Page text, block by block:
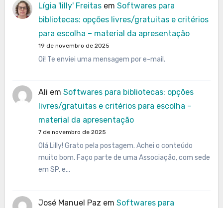
Lígia 'lilly' Freitasem Softwares para
bibliotecas: opções livres/gratuitas e critérios
para escolha – material da apresentação
19 de novembro de 2025
Oi! Te enviei uma mensagem por e-mail.
Ali em Softwares para bibliotecas: opções
livres/gratuitas e critérios para escolha –
material da apresentação
7 de novembro de 2025
Olá Lilly! Grato pela postagem. Achei o conteúdo
muito bom. Faço parte de uma Associação, com sede
em SP, e…
José Manuel Paz em Softwares para